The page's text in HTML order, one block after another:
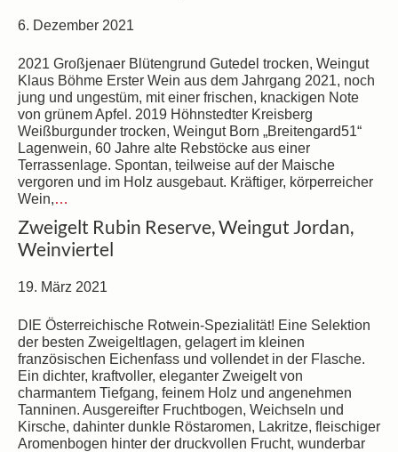
6. Dezember 2021
2021 Großjenaer Blütengrund Gutedel trocken, Weingut
Klaus Böhme Erster Wein aus dem Jahrgang 2021, noch
jung und ungestüm, mit einer frischen, knackigen Note
von grünem Apfel. 2019 Höhnstedter Kreisberg
Weißburgunder trocken, Weingut Born „Breitengard51“
Lagenwein, 60 Jahre alte Rebstöcke aus einer
Terrassenlage. Spontan, teilweise auf der Maische
vergoren und im Holz ausgebaut. Kräftiger, körperreicher
Wein,…
Zweigelt Rubin Reserve, Weingut Jordan,
Weinviertel
19. März 2021
DIE Österreichische Rotwein-Spezialität! Eine Selektion
der besten Zweigeltlagen, gelagert im kleinen
französischen Eichenfass und vollendet in der Flasche.
Ein dichter, kraftvoller, eleganter Zweigelt von
charmantem Tiefgang, feinem Holz und angenehmen
Tanninen. Ausgereifter Fruchtbogen, Weichseln und
Kirsche, dahinter dunkle Röstaromen, Lakritze, fleischiger
Aromenbogen hinter der druckvollen Frucht, wunderbar